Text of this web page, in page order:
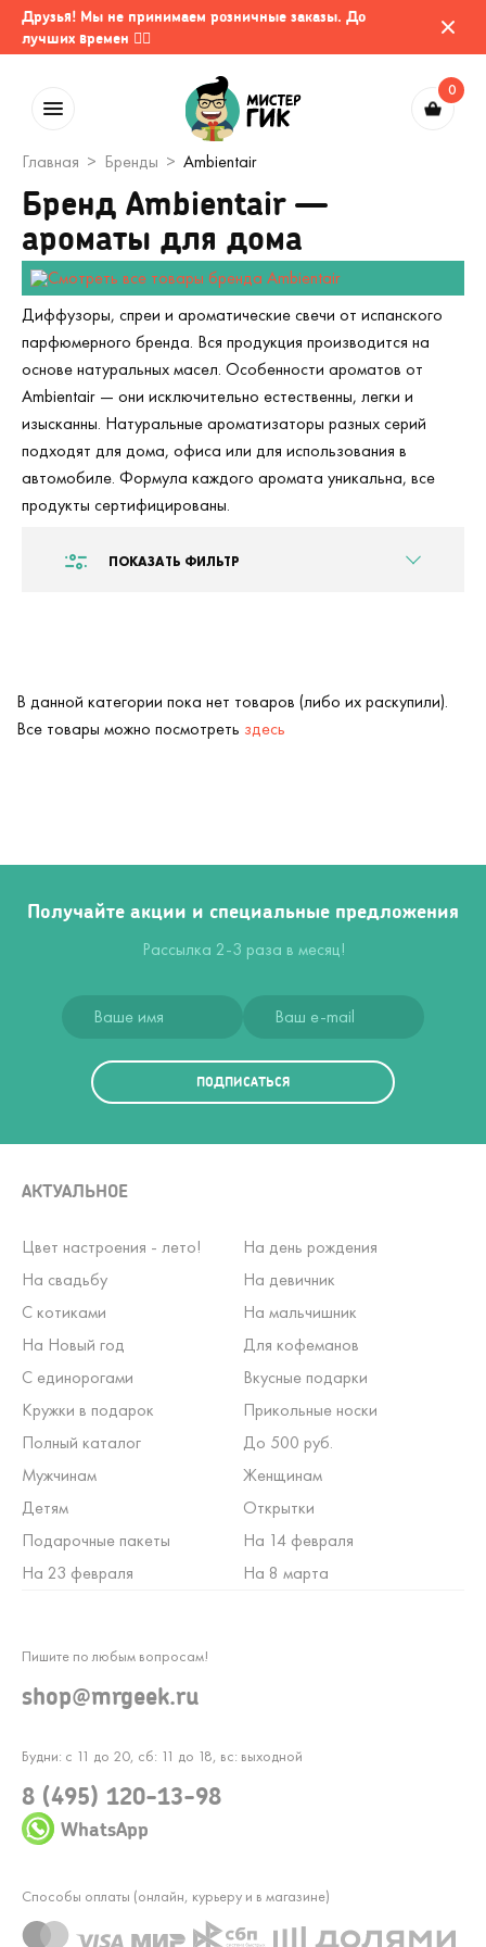
Друзья! Мы не принимаем розничные заказы. До
лучших времен 🤷‍♂️
0
Главная Бренды Ambientair
Бренд Ambientair —
ароматы для дома
Диффузоры, спреи и ароматические свечи от испанского
парфюмерного бренда. Вся продукция производится на
основе натуральных масел. Особенности ароматов от
Ambientair — они исключительно естественны, легки и
изысканны. Натуральные ароматизаторы разных серий
подходят для дома, офиса или для использования в
автомобиле. Формула каждого аромата уникальна, все
продукты сертифицированы.
ПОКАЗАТЬ ФИЛЬТР
В данной категории пока нет товаров (либо их раскупили).
Все товары можно посмотреть здесь
Получайте акции и специальные предложения
Рассылка 2-3 раза в месяц!
ПОДПИСАТЬСЯ
АКТУАЛЬНОЕ
Цвет настроения - лето!
На день рождения
На свадьбу
На девичник
С котиками
На мальчишник
На Новый год
Для кофеманов
С единорогами
Вкусные подарки
Кружки в подарок
Прикольные носки
Полный каталог
До 500 руб.
Мужчинам
Женщинам
Детям
Открытки
Подарочные пакеты
На 14 февраля
На 23 февраля
На 8 марта
Будни: с 11 до 20, сб: 11 до 18, вс: выходной
8 (495) 120-13-98
WhatsApp
Пишите по любым вопросам!
shop@mrgeek.ru
Способы оплаты (онлайн, курьеру и в магазине)